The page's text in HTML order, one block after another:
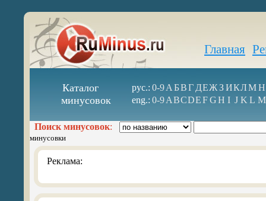
Главная
Каталог
минусовок
рус.: 0-9А БВГ ДЕЖ З ИКЛМН
eng.: 0-9ABCDEFGH I J K L M
Поиск минусовок:
минусовки
Реклама: